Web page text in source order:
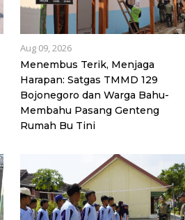
Aug 09, 2026
Menembus Terik, Menjaga
Harapan: Satgas TMMD 129
Bojonegoro dan Warga Bahu-
Membahu Pasang Genteng
Rumah Bu Tini